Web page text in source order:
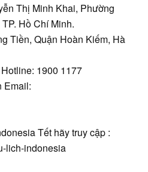
Thị Minh Khai, Phường
Hồ Chí Minh.
Tiền, Quận Hoàn Kiếm, Hà
1900 1177
Email:
Tết hãy truy cập :
lich-indonesia